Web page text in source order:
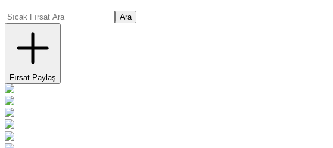
Ara
Fırsat Paylaş